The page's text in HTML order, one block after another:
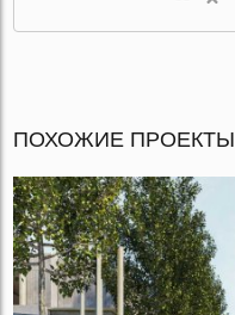
ПОХОЖИЕ ПРОЕКТЫ